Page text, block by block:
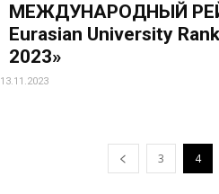
МЕЖДУНАРОДНЫЙ
Eurasian University
2023»
13.11.2023
3 4